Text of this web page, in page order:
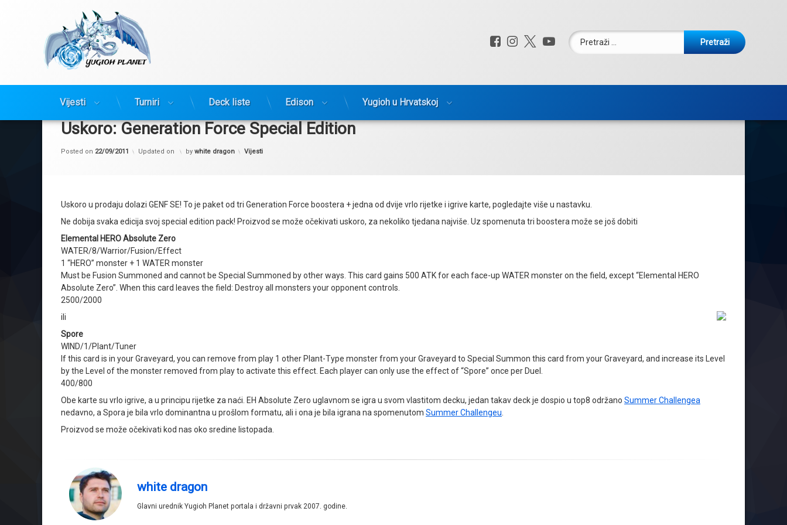
Facebook
Instagram
X.com
YouTube
Pretraži:
Vijesti Turniri Deck liste Edison Yugioh u Hrvatskoj
Uskoro: Generation Force Special Edition
Posted on 22/09/2011 Updated on by white dragon Kategorije:
Vijesti
Uskoro u prodaju dolazi GENF SE! To je paket od tri Generation Force boostera + jedna od dvije vrlo rijetke i igrive karte, pogledajte više u nastavku.
Ne dobija svaka edicija svoj special edition pack! Proizvod se može očekivati uskoro, za nekoliko tjedana najviše. Uz spomenuta tri boostera može se još dobiti
Elemental HERO Absolute Zero
WATER/8/Warrior/Fusion/Effect
1 “HERO” monster + 1 WATER monster
Must be Fusion Summoned and cannot be Special Summoned by other ways. This card gains 500 ATK for each face-up WATER monster on the field, except “Elemental HERO
Absolute Zero”. When this card leaves the field: Destroy all monsters your opponent controls.
2500/2000
ili
Spore
WIND/1/Plant/Tuner
If this card is in your Graveyard, you can remove from play 1 other Plant-Type monster from your Graveyard to Special Summon this card from your Graveyard, and increase its Level
by the Level of the monster removed from play to activate this effect. Each player can only use the effect of “Spore” once per Duel.
400/800
Obe karte su vrlo igrive, a u principu rijetke za naći. EH Absolute Zero uglavnom se igra u svom vlastitom decku, jedan takav deck je dospio u top8 održano Summer Challengea
nedavno, a Spora je bila vrlo dominantna u prošlom formatu, ali i ona je bila igrana na spomenutom Summer Challengeu
Proizvod se može očekivati kod nas oko sredine listopada.
white dragon
Glavni urednik Yugioh Planet portala i državni prvak 2007. godine.